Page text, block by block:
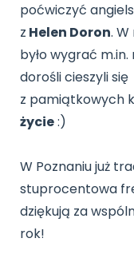
poćwiczyć
z Helen Doron.
było wygrać
dorośli cieszyli się
z pamiątkowych
życie:)
W Poznaniu już
stuprocentowa
dziękują za
rok!